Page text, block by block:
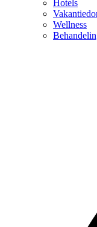
Hotels
Wellness